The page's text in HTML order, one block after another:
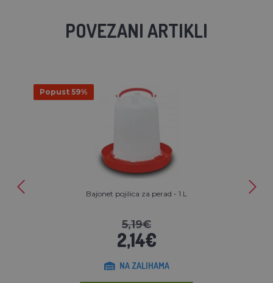
POVEZANI ARTIKLI
Popust 59%
Bajonet pojilica za perad - 1 L
5,19€
2,14€
NA ZALIHAMA